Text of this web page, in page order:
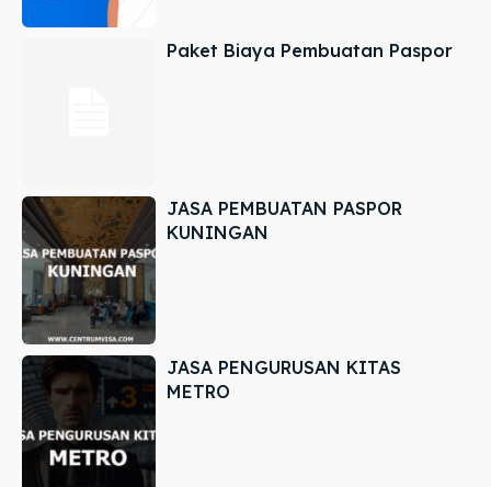
Paket Biaya Pembuatan Paspor
JASA PEMBUATAN PASPOR
KUNINGAN
JASA PENGURUSAN KITAS
METRO